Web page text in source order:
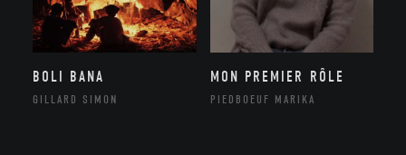
BOLI BANA
GILLARD SIMON
MON PREMIER RÔLE
PIEDBOEUF MARIKA